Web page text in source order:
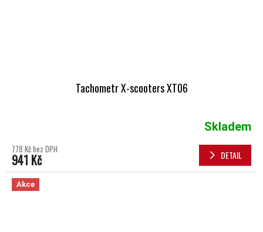
Tachometr X-scooters XT06
Skladem
778 Kč bez DPH
941 Kč DETAIL
Akce